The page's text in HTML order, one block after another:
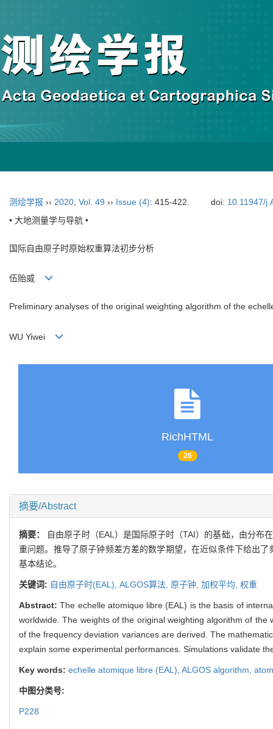
测绘学报 ›› 2020 Vol. 49 ›› Issue (4): 415-422. doi: 10.11947/
• 大地测量学与导航 •
国际自由原子时原始权重算法初步分析
伍贻威
Preliminary analyses of the original weighting algorithm of the
WU Yiwei
RichHTML
26
摘要/Abstract
摘要：
自由原子时（EAL）是国际原子时（TAI）的基础，由分布
重问题。推导了原子钟频差方差的数学期望，在近似条件下给出
基本结论。
关键词: 自由原子时(EAL), ALGOS算法, 原子钟, 加权平均, 权重
Abstract:The echelle atomique libre (EAL) is the basis of
worldwide. The weights of the original weighting algorithm of
of the frequency deviation variances are derived. The
explain some experimental performances. Simulations validate
Key words: echelle atomique libre (EAL), ALGOS algorithm,
中图分类号:
P228